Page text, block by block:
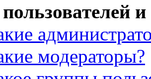
модераторы?